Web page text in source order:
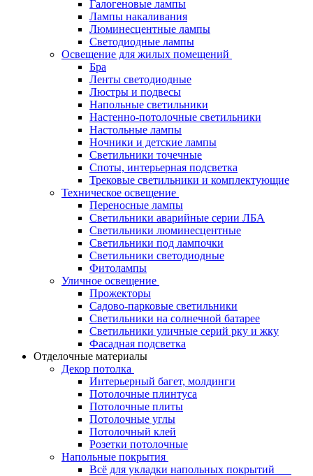
Галогеновые лампы
Лампы накаливания
Люминесцентные лампы
Светодиодные лампы
Освещение для жилых помещений
Бра
Ленты светодиодные
Люстры и подвесы
Напольные светильники
Настенно-потолочные светильники
Настольные лампы
Ночники и детские лампы
Светильники точечные
Споты, интерьерная подсветка
Трековые светильники и комплектующие
Техническое освещение
Переносные лампы
Светильники аварийные серии ЛБА
Светильники люминесцентные
Светильники под лампочки
Светильники светодиодные
Фитолампы
Уличное освещение
Прожекторы
Садово-парковые светильники
Светильники на солнечной батарее
Светильники уличные серий рку и жку
Фасадная подсветка
Отделочные материалы
Декор потолка
Интерьерный багет, молдинги
Потолочные плинтуса
Потолочные плиты
Потолочные углы
Потолочный клей
Розетки потолочные
Напольные покрытия
Всё для укладки напольных покрытий